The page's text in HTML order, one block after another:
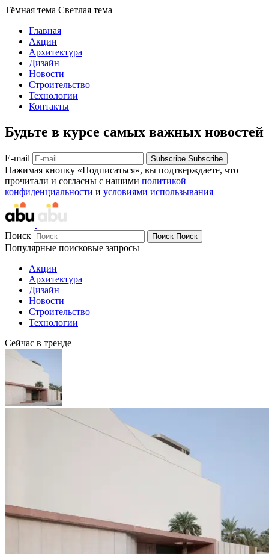
Тёмная тема Светлая тема
Главная
Акции
Архитектура
Дизайн
Новости
Строительство
Технологии
Контакты
Будьте в курсе самых важных новостей
E-mail Subscribe Subscribe
Нажимая кнопку «Подписаться», вы подтверждаете, что
прочитали и согласны с нашими политикой
конфиденциальности и условиями использывания
Поиск Поиск Поиск
Популярные поисковые запросы
Акции
Архитектура
Дизайн
Новости
Строительство
Технологии
Сейчас в тренде